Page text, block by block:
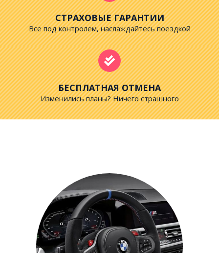
СТРАХОВЫЕ ГАРАНТИИ
Все под контролем, наслаждайтесь поездкой
БЕСПЛАТНАЯ ОТМЕНА
Изменились планы? Ничего страшного